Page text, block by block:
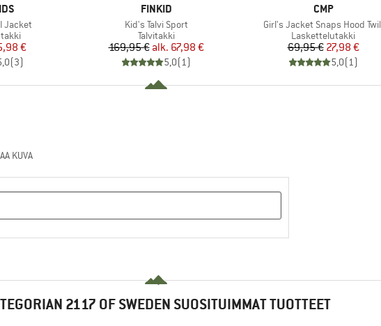
Jacket
hinta
€
(3)
MERKKI
FINKID
Tuote
Kid's Talvi Sport
Tuoteryhmä
Talvitakki
Hinta
169,95 € Alennettu hinta
alk. 67,98 €
5,0(1)
MERKKI
CMP
Tuote
Girl's Jacket Snaps Hood
Tuoteryhmä
Laskettelutakki
Hinta
69,95 €Alennettu
27,98 €
5,0(1)
KUVA
2117 OF SWEDEN SUOSITUIMMAT TUOTTEET